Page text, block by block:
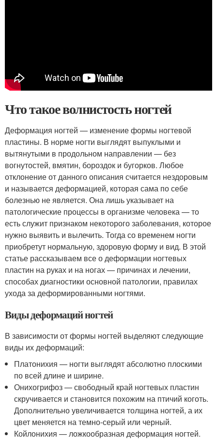
Что такое волнистость ногтей
Деформация ногтей — изменение формы ногтевой
пластины. В норме ногти выглядят выпуклыми и
вытянутыми в продольном направлении — без
вогнутостей, вмятин, бороздок и бугорков. Любое
отклонение от данного описания считается нездоровым
и называется деформацией, которая сама по себе
болезнью не является. Она лишь указывает на
патологические процессы в организме человека — то
есть служит признаком некоторого заболевания, которое
нужно выявить и вылечить. Тогда со временем ногти
приобретут нормальную, здоровую форму и вид. В этой
статье рассказываем все о деформации ногтевых
пластин на руках и на ногах — причинах и лечении,
способах диагностики основной патологии, правилах
ухода за деформированными ногтями.
Виды деформаций ногтей
В зависимости от формы ногтей выделяют следующие
виды их деформаций:
Платонихия — ногти выглядят абсолютно плоскими
по всей длине и ширине.
Онихогрифоз — свободный край ногтевых пластин
скручивается и становится похожим на птичий коготь.
Дополнительно увеличивается толщина ногтей, а их
цвет меняется на темно-серый или черный.
Койлонихия — ложкообразная деформация ногтей.